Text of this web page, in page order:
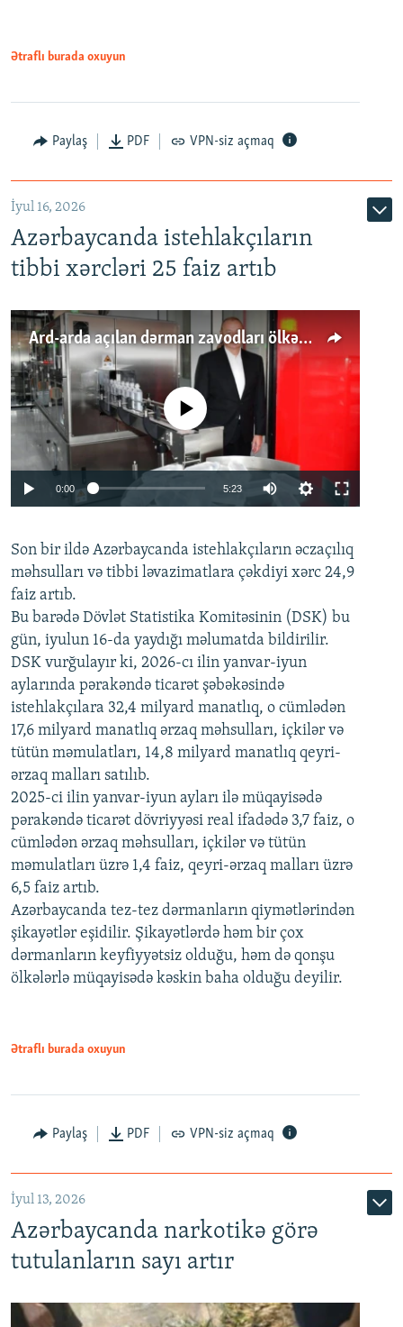
Ətraflı burada oxuyun
Paylaş PDF VPN-siz açmaq
İyul 16, 2026
Azərbaycanda istehlakçıların
tibbi xərcləri 25 faiz artıb
Ard-arda açılan dərman zavodları ölkənin tələbatını ödəyirmi?
Auto 240p 360p 480p
720p 1080p
No media source currently available
0:00 5:23
360p
480p
720p
1080p
Son bir ildə Azərbaycanda istehlakçıların əczaçılıq
məhsulları və tibbi ləvazimatlara çəkdiyi xərc 24,9
faiz artıb.
Bu barədə Dövlət Statistika Komitəsinin (DSK) bu
gün, iyulun 16-da yaydığı məlumatda bildirilir.
DSK vurğulayır ki, 2026-cı ilin yanvar-iyun
aylarında pərakəndə ticarət şəbəkəsində
istehlakçılara 32,4 milyard manatlıq, o cümlədən
17,6 milyard manatlıq ərzaq məhsulları, içkilər və
tütün məmulatları, 14,8 milyard manatlıq qeyri-
ərzaq malları satılıb.
2025-ci ilin yanvar-iyun ayları ilə müqayisədə
pərakəndə ticarət dövriyyəsi real ifadədə 3,7 faiz, o
cümlədən ərzaq məhsulları, içkilər və tütün
məmulatları üzrə 1,4 faiz, qeyri-ərzaq malları üzrə
6,5 faiz artıb.
Azərbaycanda tez-tez dərmanların qiymətlərindən
şikayətlər eşidilir. Şikayətlərdə həm bir çox
dərmanların keyfiyyətsiz olduğu, həm də qonşu
ölkələrlə müqayisədə kəskin baha olduğu deyilir.
Ətraflı burada oxuyun
Paylaş PDF VPN-siz açmaq
İyul 13, 2026
Azərbaycanda narkotikə görə
tutulanların sayı artır